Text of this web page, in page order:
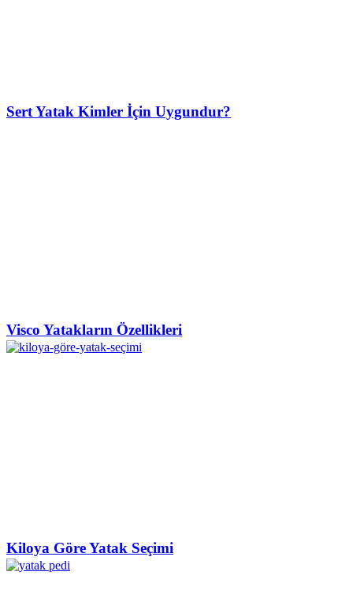
Sert Yatak Kimler İçin Uygundur?
Visco Yatakların Özellikleri
Kiloya Göre Yatak Seçimi